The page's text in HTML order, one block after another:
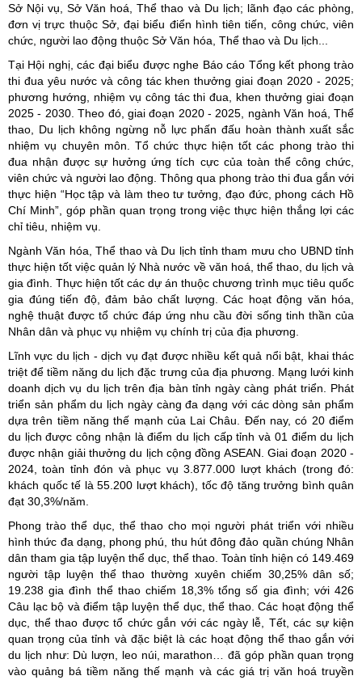
Sở Nội vụ, Sở Văn hoá, Thể thao và Du lịch; lãnh đạo các phòng,
đơn vị trực thuộc Sở, đại biểu điển hình tiên tiến, công chức, viên
chức, người lao động thuộc Sở Văn hóa, Thể thao và Du lịch...
Tại Hội nghị, các đại biểu được nghe Báo cáo Tổng kết phong trào
thi đua yêu nước và công tác khen thưởng giai đoạn 2020 - 2025;
phương hướng, nhiệm vụ công tác thi đua, khen thưởng giai đoạn
2025 - 2030. Theo đó, giai đoạn 2020 - 2025, ngành Văn hoá, Thể
thao, Du lịch không ngừng nỗ lực phấn đấu hoàn thành xuất sắc
nhiệm vụ chuyên môn. Tổ chức thực hiện tốt các phong trào thi
đua nhận được sự hưởng ứng tích cực của toàn thể công chức,
viên chức và người lao động. Thông qua phong trào thi đua gắn với
thực hiện “Học tập và làm theo tư tưởng, đạo đức, phong cách Hồ
Chí Minh”, góp phần quan trọng trong việc thực hiện thắng lợi các
chỉ tiêu, nhiệm vụ.
Ngành Văn hóa, Thể thao và Du lịch tỉnh tham mưu cho UBND tỉnh
thực hiện tốt việc quản lý Nhà nước về văn hoá, thể thao, du lịch và
gia đình. Thực hiện tốt các dự án thuộc chương trình mục tiêu quốc
gia đúng tiến độ, đảm bảo chất lượng. Các hoạt động văn hóa,
nghệ thuật được tổ chức đáp ứng nhu cầu đời sống tinh thần của
Nhân dân và phục vụ nhiệm vụ chính trị của địa phương.
Lĩnh vực du lịch - dịch vụ đạt được nhiều kết quả nổi bật, khai thác
triệt để tiềm năng du lịch đặc trưng của địa phương. Mạng lưới kinh
doanh dịch vụ du lịch trên địa bàn tỉnh ngày càng phát triển. Phát
triển sản phẩm du lịch ngày càng đa dạng với các dòng sản phẩm
dựa trên tiềm năng thế mạnh của Lai Châu. Đến nay, có 20 điểm
du lịch được công nhận là điểm du lịch cấp tỉnh và 01 điểm du lịch
được nhận giải thưởng du lịch cộng đồng ASEAN. Giai đoạn 2020 -
2024, toàn tỉnh đón và phục vụ 3.877.000 lượt khách (trong đó:
khách quốc tế là 55.200 lượt khách), tốc độ tăng trưởng bình quân
đạt 30,3%/năm.
Phong trào thể dục, thể thao cho mọi người phát triển với nhiều
hình thức đa dạng, phong phú, thu hút đông đảo quần chúng Nhân
dân tham gia tập luyện thể dục, thể thao. Toàn tỉnh hiện có 149.469
người tập luyện thể thao thường xuyên chiếm 30,25% dân số;
19.238 gia đình thể thao chiếm 18,3% tổng số gia đình; với 426
Câu lạc bộ và điểm tập luyện thể dục, thể thao. Các hoạt động thể
dục, thể thao được tổ chức gắn với các ngày lễ, Tết, các sự kiện
quan trọng của tỉnh và đặc biệt là các hoạt động thể thao gắn với
du lịch như: Dù lượn, leo núi, marathon… đã góp phần quan trọng
vào quảng bá tiềm năng thế mạnh và các giá trị văn hoá truyền